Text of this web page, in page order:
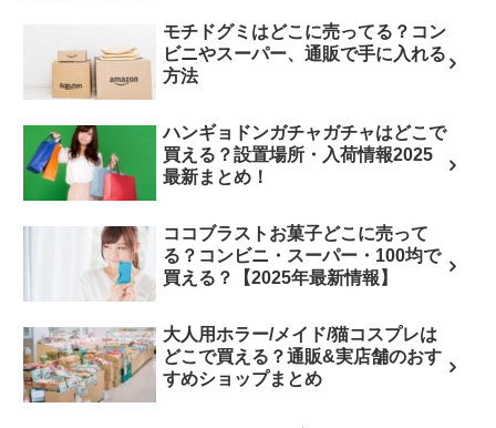
モチドグミはどこに売ってる？コン
ビニやスーパー、通販で手に入れる
方法
ハンギョドンガチャガチャはどこで
買える？設置場所・入荷情報2025
最新まとめ！
ココブラストお菓子どこに売って
る？コンビニ・スーパー・100均で
買える？【2025年最新情報】
大人用ホラー/メイド/猫コスプレは
どこで買える？通販&実店舗のおす
すめショップまとめ